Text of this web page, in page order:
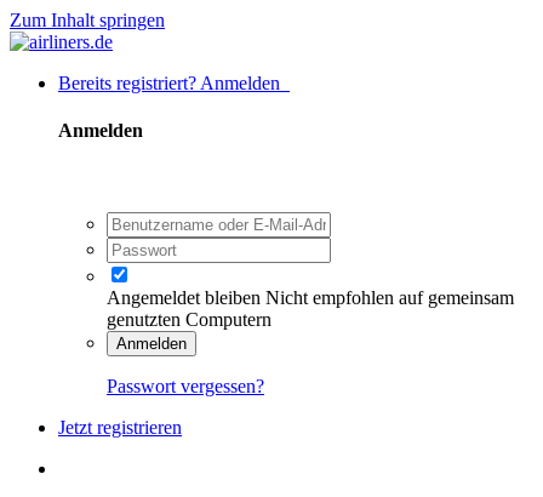
Zum Inhalt springen
Bereits registriert? Anmelden
Anmelden
Angemeldet bleiben Nicht empfohlen auf gemeinsam
genutzten Computern
Anmelden
Passwort vergessen?
Jetzt registrieren